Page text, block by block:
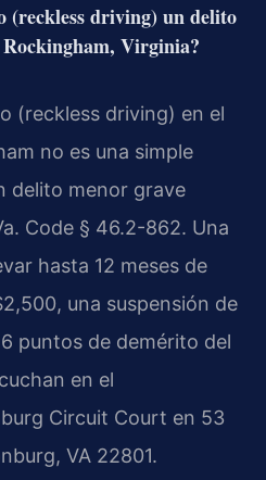
(reckless driving) un delito
Virginia?
(reckless driving) en el
no es una simple
delito menor grave
Code § 46.2-862. Una
hasta 12 meses de
una suspensión de
puntos de demérito del
en el
Circuit Court en 53
VA 22801.